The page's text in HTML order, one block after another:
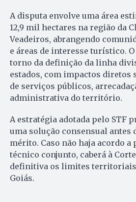
A disputa envolve uma área
12,9 mil hectares na região da
Veadeiros, abrangendo
e áreas de interesse turístico.
torno da definição da linha
estados, com impactos diretos
de serviços públicos,
administrativa do território.
A estratégia adotada pelo STF
uma solução consensual antes
mérito. Caso não haja acordo
técnico conjunto, caberá à
definitiva os limites
Goiás.